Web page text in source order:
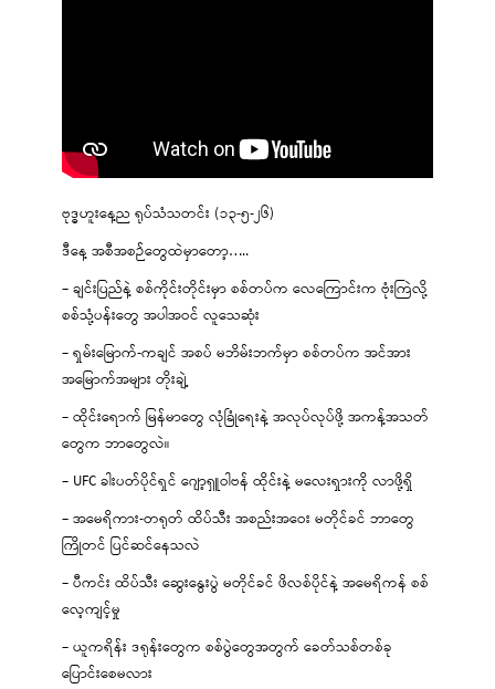
ဗုဒ္ဓဟူးနေ့ည ရုပ်သံသတင်း (၁၃-၅-၂၆)
ဒီနေ့ အစီအစဉ်တွေထဲမှာတော့…..
– ချင်းပြည်နဲ့ စစ်ကိုင်းတိုင်းမှာ စစ်တပ်က လေကြောင်းက ဗုံးကြဲလို့
စစ်သုံ့ပန်းတွေ အပါအဝင် လူသေဆုံး
– ရှမ်းမြောက်-ကချင် အစပ် မဘိမ်းဘက်မှာ စစ်တပ်က အင်အား
အမြောက်အများ တိုးချဲ့
– ထိုင်းရောက် မြန်မာတွေ လုံခြုံရေးနဲ့ အလုပ်လုပ်ဖို့ အကန့်အသတ်
တွေက ဘာတွေလဲ။
– UFC ခါးပတ်ပိုင်ရှင် ဂျော့ရှူဝါဗန် ထိုင်းနဲ့ မလေးရှားကို လာဖို့ရှိ
– အမေရိကား-တရုတ် ထိပ်သီး အစည်းအဝေး မတိုင်ခင် ဘာတွေ
ကြိုတင် ပြင်ဆင်နေသလဲ
– ပီကင်း ထိပ်သီး ဆွေးနွေးပွဲ မတိုင်ခင် ဖိလစ်ပိုင်နဲ့ အမေရိကန် စစ်
လေ့ကျင့်မှု
– ယူကရိန်း ဒရုန်းတွေက စစ်ပွဲတွေအတွက် ခေတ်သစ်တစ်ခု
ပြောင်းစေမလား